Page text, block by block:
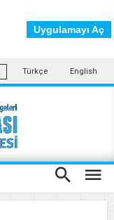
Türkçe English
Uygulamayı Aç